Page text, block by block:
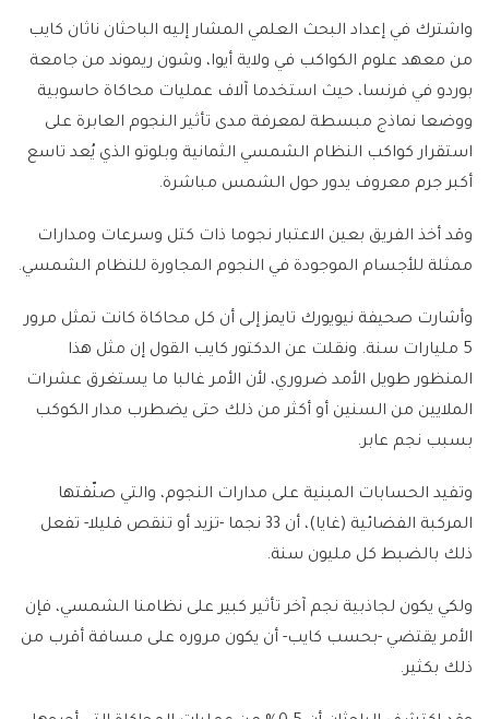
واشترك في إعداد البحث العلمي المشار إليه الباحثان ناثان كايب
من معهد علوم الكواكب في ولاية أيوا، وشون ريموند من جامعة
بوردو في فرنسا، حيث استخدما آلاف عمليات محاكاة حاسوبية
ووضعا نماذج مبسطة لمعرفة مدى تأثير النجوم العابرة على
استقرار كواكب النظام الشمسي الثمانية وبلوتو الذي يُعد تاسع
أكبر جرم معروف يدور حول الشمس مباشرة.
وقد أخذ الفريق بعين الاعتبار نجوما ذات كتل وسرعات ومدارات
ممثلة للأجسام الموجودة في النجوم المجاورة للنظام الشمسي.
وأشارت صحيفة نيويورك تايمز إلى أن كل محاكاة كانت تمثل مرور
5 مليارات سنة. ونقلت عن الدكتور كايب القول إن مثل هذا
المنظور طويل الأمد ضروري، لأن الأمر غالبا ما يستغرق عشرات
الملايين من السنين أو أكثر من ذلك حتى يضطرب مدار الكوكب
بسبب نجم عابر.
وتفيد الحسابات المبنية على مدارات النجوم، والتي صنّفتها
المركبة الفضائية (غايا)، أن 33 نجما -تزيد أو تنقص قليلا- تفعل
ذلك بالضبط كل مليون سنة.
ولكي يكون لجاذبية نجم آخر تأثير كبير على نظامنا الشمسي، فإن
الأمر يقتضي -بحسب كايب- أن يكون مروره على مسافة أقرب من
ذلك بكثير.